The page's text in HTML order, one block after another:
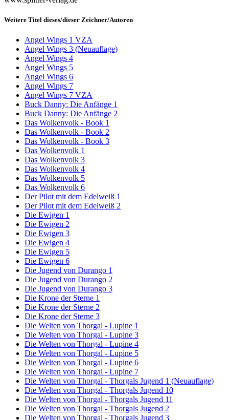
Weitere Titel dieses/dieser Zeichner/Autoren
Angel Wings 1 VZA
Angel Wings 3 (Neuauflage)
Angel Wings 4
Angel Wings 5
Angel Wings 6
Angel Wings 7
Angel Wings 7 VZA
Buck Danny: Die Anfänge 1
Buck Danny: Die Anfänge 2
Das Wolkenvolk - Book 1
Das Wolkenvolk - Book 2
Das Wolkenvolk - Book 3
Das Wolkenvolk 1
Das Wolkenvolk 3
Das Wolkenvolk 4
Das Wolkenvolk 5
Das Wolkenvolk 6
Der Pilot mit dem Edelweiß 1
Der Pilot mit dem Edelweiß 2
Die Ewigen 1
Die Ewigen 2
Die Ewigen 3
Die Ewigen 4
Die Ewigen 5
Die Ewigen 6
Die Jugend von Durango 1
Die Jugend von Durango 2
Die Jugend von Durango 3
Die Krone der Sterne 1
Die Krone der Sterne 2
Die Krone der Sterne 3
Die Welten von Thorgal - Lupine 1
Die Welten von Thorgal - Lupine 3
Die Welten von Thorgal - Lupine 4
Die Welten von Thorgal - Lupine 5
Die Welten von Thorgal - Lupine 6
Die Welten von Thorgal - Lupine 7
Die Welten von Thorgal - Thorgals Jugend 1 (Neuauflage)
Die Welten von Thorgal - Thorgals Jugend 10
Die Welten von Thorgal - Thorgals Jugend 11
Die Welten von Thorgal - Thorgals Jugend 2
Die Welten von Thorgal - Thorgals Jugend 3